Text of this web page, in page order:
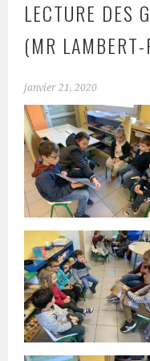
LECTURE DES
(MR
janvier 21, 2020